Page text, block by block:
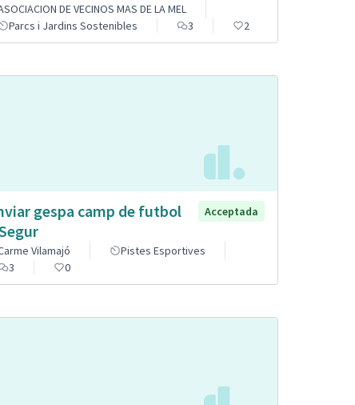
DE VECINOS MAS DE LA MEL
Parcs i Jardins Sostenibles
3 2
gespa camp de futbol
Acceptada
Vilamajó
Pistes Esportives
3
0